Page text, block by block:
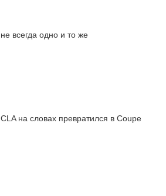
всегда одно и то же
на словах превратился в Coupe